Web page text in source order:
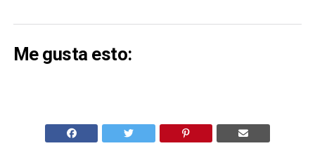
Me gusta esto: